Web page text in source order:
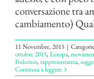
conversazione tra
cambiamento)
11 Novembre, 2015 |
ottobre 2015,Europa,
Podemos,rappresentanza,
Continua a leggere